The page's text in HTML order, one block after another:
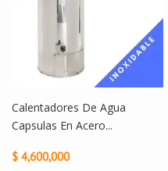
Calentadores De Agua
Capsulas En Acero...
$ 4,600,000